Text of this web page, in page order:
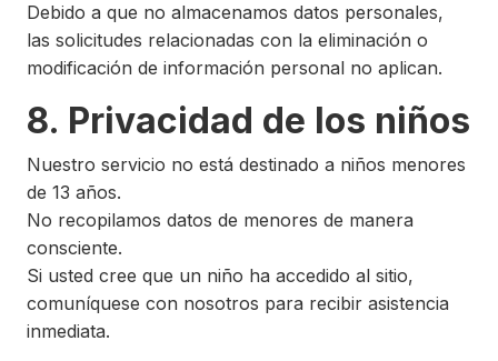
Debido a que no almacenamos datos personales,
las solicitudes relacionadas con la eliminación o
modificación de información personal no aplican.
8. Privacidad de los niños
Nuestro servicio no está destinado a niños menores
de 13 años.
No recopilamos datos de menores de manera
consciente.
Si usted cree que un niño ha accedido al sitio,
comuníquese con nosotros para recibir asistencia
inmediata.